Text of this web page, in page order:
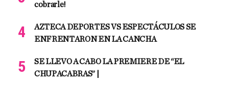
cobrarle!
AZTECA DEPORTES VS ESPECTÁCULOS SE
ENFRENTARON EN LA CANCHA
SE LLEVO A CABO LA PREMIERE DE “EL
CHUPACABRAS” |